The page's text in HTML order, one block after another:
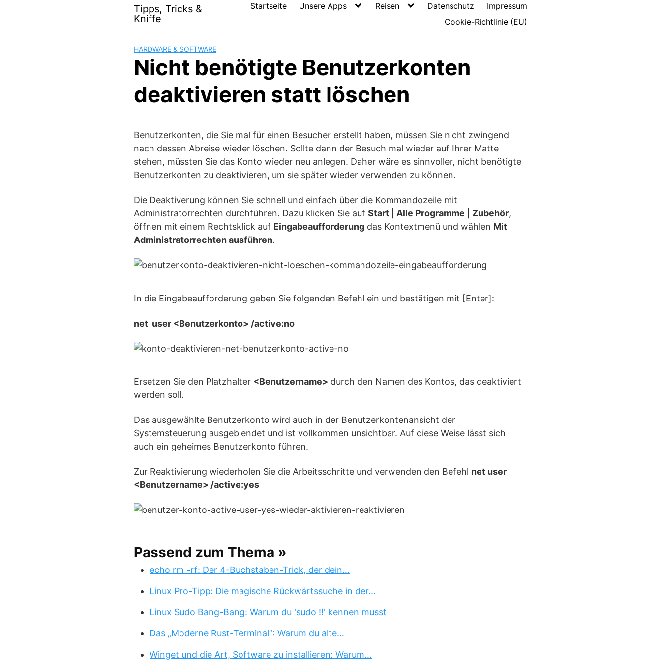
content
Tipps, Tricks &
Kniffe
Startseite Unsere Apps Reisen Datenschutz
Impressum
Cookie-Richtlinie (EU)
HARDWARE & SOFTWARE
Nicht benötigte Benutzerkonten
deaktivieren statt löschen
Benutzerkonten, die Sie mal für einen Besucher erstellt haben, müssen Sie nicht zwingend
nach dessen Abreise wieder löschen. Sollte dann der Besuch mal wieder auf Ihrer Matte
stehen, müssten Sie das Konto wieder neu anlegen. Daher wäre es sinnvoller, nicht benötigte
Benutzerkonten zu deaktivieren, um sie später wieder verwenden zu können.
Die Deaktiverung können Sie schnell und einfach über die Kommandozeile mit
Administratorrechten durchführen. Dazu klicken Sie auf Start | Alle Programme | Zubehör,
öffnen mit einem Rechtsklick auf Eingabeaufforderung das Kontextmenü und wählen Mit
Administratorrechten ausführen.
In die Eingabeaufforderung geben Sie folgenden Befehl ein und bestätigen mit [Enter]:
net user <Benutzerkonto> /active:no
Ersetzen Sie den Platzhalter <Benutzername> durch den Namen des Kontos, das deaktiviert
werden soll.
Das ausgewählte Benutzerkonto wird auch in der Benutzerkontenansicht der
Systemsteuerung ausgeblendet und ist vollkommen unsichtbar. Auf diese Weise lässt sich
auch ein geheimes Benutzerkonto führen.
Zur Reaktivierung wiederholen Sie die Arbeitsschritte und verwenden den Befehl net user
<Benutzername> /active:yes
Passend zum Thema »
echo rm -rf: Der 4-Buchstaben-Trick, der dein…
Linux Pro-Tipp: Die magische Rückwärtssuche in der…
Linux Sudo Bang-Bang: Warum du 'sudo !!' kennen musst
Das „Moderne Rust-Terminal“: Warum du alte…
Winget und die Art, Software zu installieren: Warum…